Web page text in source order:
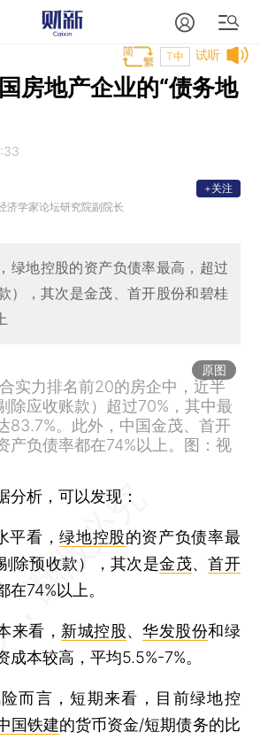
试听
T中
房地产企业的“债务地
济学家论坛研究院副院长
+关注
绿地控股的资产负债率最高，超过
），其次是金茂、首开股份和碧桂
原图
实力排名前20的房企中，近半
除应收账款）超过70%，其中最
83.7%。此外，中国金茂、首开
产负债率都在74%以上。图：视
析，可以发现：
看，绿地控股的资产负债率最
除预收款），其次是金茂、首开
在74%以上。
看， 新城控股、华发股份和绿
成本较高，平均5.5%-7%。
言，短期来看，目前绿地控
国铁建的货币资金/短期债务的比